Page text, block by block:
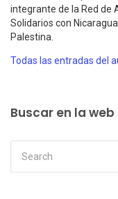
integrante de la Red de
Solidarios con
Palestina.
Todas las entradas del
Buscar en la web